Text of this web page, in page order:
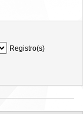
Registro(s)